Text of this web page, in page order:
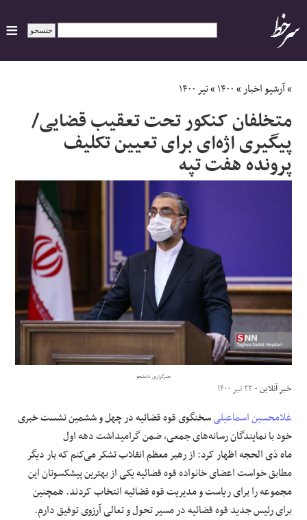
ایران
سیاسی
اقتصاد
حوادث
علوم و فن آوری
»آرشیو اخبار»۱۴۰۰»تیر ۱۴۰۰
متخلفان کنکور تحت تعقیب قضایی/
پیگیری اژه‌ای برای تعیین تکلیف
پرونده هفت تپه
خبرگزاری دانشجو
خبر آنلاین- ۲۲ تیر ۱۴۰۰
غلامحسین اسماعیلیسخنگوی قوه قضائیه در چهل و ششمین نشست خبری
خود با نمایندگان رسانه‌های جمعی، ضمن گرامیداشت دهه اول
ماه ذی الحجه اظهار کرد: از رهبر معظم انقلاب تشکر می‌کنم که بار دیگر
مطابق خواست اعضای خانواده قوه قضائیه یکی از بهترین پیشکسوتان این
مجموعه را برای ریاست و مدیریت قوه قضائیه انتخاب کردند. همچنین
برای رئیس جدید قوه قضائیه در مسیر تحول و تعالی آرزوی توفیق دارم.